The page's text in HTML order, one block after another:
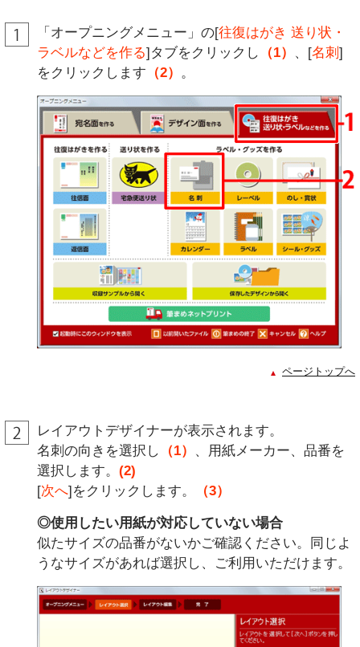
「オープニングメニュー」の[往復はがき 送り状・
ラベルなどを作る]タブをクリックし （1） 、[名刺]
をクリックします （2） 。
ページトップへ
レイアウトデザイナーが表示されます。
名刺の向きを選択し
（1）
、用紙メーカー、品番を
選択します。 (2)
[次へ]をクリックします。 （3）
◎使用したい用紙が対応していない場合
似たサイズの品番がないかご確認ください。同じよ
うなサイズがあれば選択し、ご利用いただけます。